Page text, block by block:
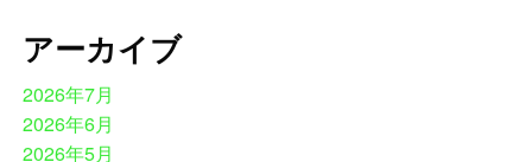
アーカイブ
2026年7月
2026年6月
2026年5月